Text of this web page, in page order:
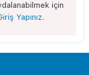
için
Yapınız.